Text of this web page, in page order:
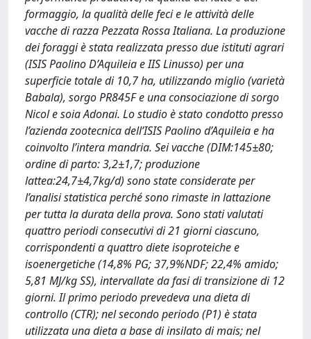
formaggio, la qualità delle feci e le attività delle
vacche di razza Pezzata Rossa Italiana. La produzione
dei foraggi è stata realizzata presso due istituti agrari
(ISIS Paolino D’Aquileia e IIS Linusso) per una
superficie totale di 10,7 ha, utilizzando miglio (varietà
Babala), sorgo PR845F e una consociazione di sorgo
Nicol e soia Adonai. Lo studio è stato condotto presso
l’azienda zootecnica dell’ISIS Paolino d’Aquileia e ha
coinvolto l’intera mandria. Sei vacche (DIM:145±80;
ordine di parto: 3,2±1,7; produzione
lattea:24,7±4,7kg/d) sono state considerate per
l’analisi statistica perché sono rimaste in lattazione
per tutta la durata della prova. Sono stati valutati
quattro periodi consecutivi di 21 giorni ciascuno,
corrispondenti a quattro diete isoproteiche e
isoenergetiche (14,8% PG; 37,9%NDF; 22,4% amido;
5,81 MJ/kg SS), intervallate da fasi di transizione di 12
giorni. Il primo periodo prevedeva una dieta di
controllo (CTR); nel secondo periodo (P1) è stata
utilizzata una dieta a base di insilato di mais; nel